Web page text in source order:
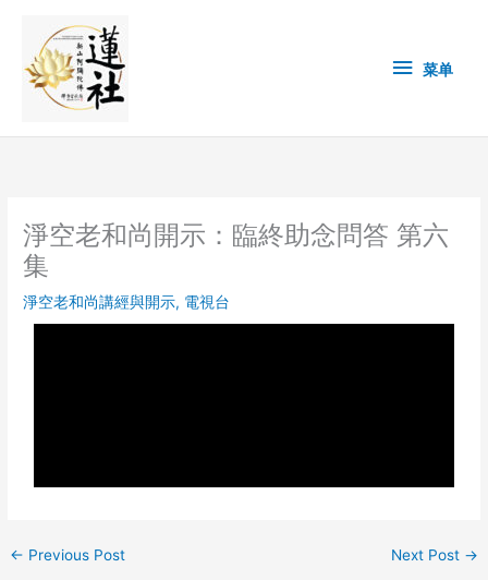
content
单 菜单
淨空老和尚開示：臨終助念問答 第六
集
淨空老和尚講經與開示, 電視台
← Previous Post Next Post →